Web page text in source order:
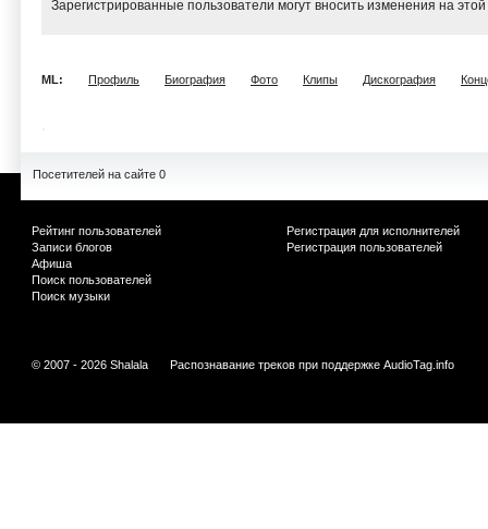
Зарегистрированные пользователи могут вносить изменения на
ML: Профиль Биография Фото Клипы Дискография
Посетителей на сайте 0
Рейтинг пользователей
Записи блогов
Афиша
Поиск пользователей
Поиск музыки
Регистрация для исполнителей
Регистрация пользователей
© 2007 - 2026 Shalala Распознавание треков при поддержке AudioTag.info